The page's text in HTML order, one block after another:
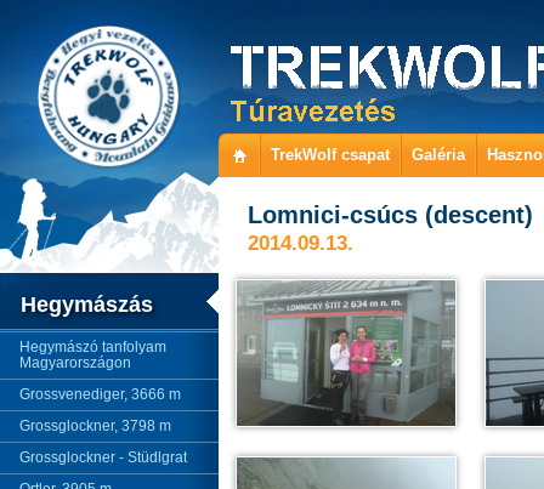
TrekWolf csapat Galéria
Hegymászás
Hegymászó tanfolyam
Magyarországon
Grossvenediger, 3666 m
Grossglockner, 3798 m
Grossglockner - Stüdlgrat
Lomnici-csúcs (descent)
2014.09.13.